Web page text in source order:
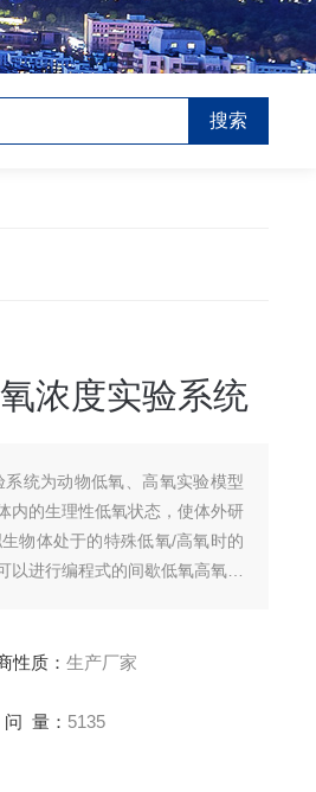
浓度实验系统
统为动物低氧、高氧实验模型
内的生理性低氧状态，使体外研
物体处于的特殊低氧/高氧时的
进行编程式的间歇低氧高氧浓
性质：生产厂家
量： 5135